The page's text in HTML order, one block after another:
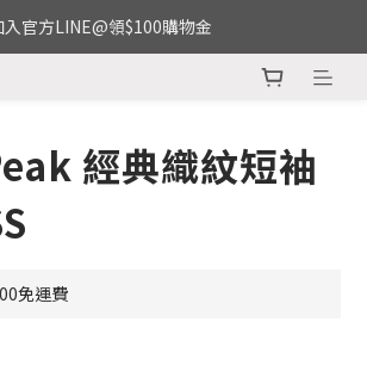
入官方LINE@領$100購物金
經典織紋短袖
免運費